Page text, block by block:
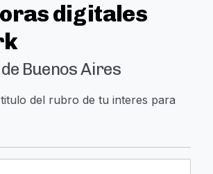
digitales
Buenos Aires
del rubro de tu interes para